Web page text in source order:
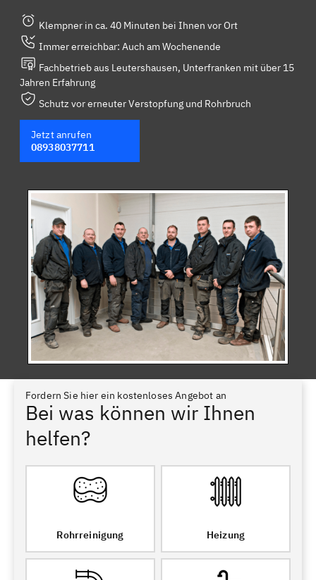
Klempner in ca. 40 Minuten bei Ihnen vor Ort
Immer erreichbar: Auch am Wochenende
Fachbetrieb aus Leutershausen, Unterfranken mit über 15
Jahren Erfahrung
Schutz vor erneuter Verstopfung und Rohrbruch
Jetzt anrufen
08938037711
Fordern Sie hier ein kostenloses Angebot an
Bei was können wir Ihnen
helfen?
Rohrreinigung Heizung